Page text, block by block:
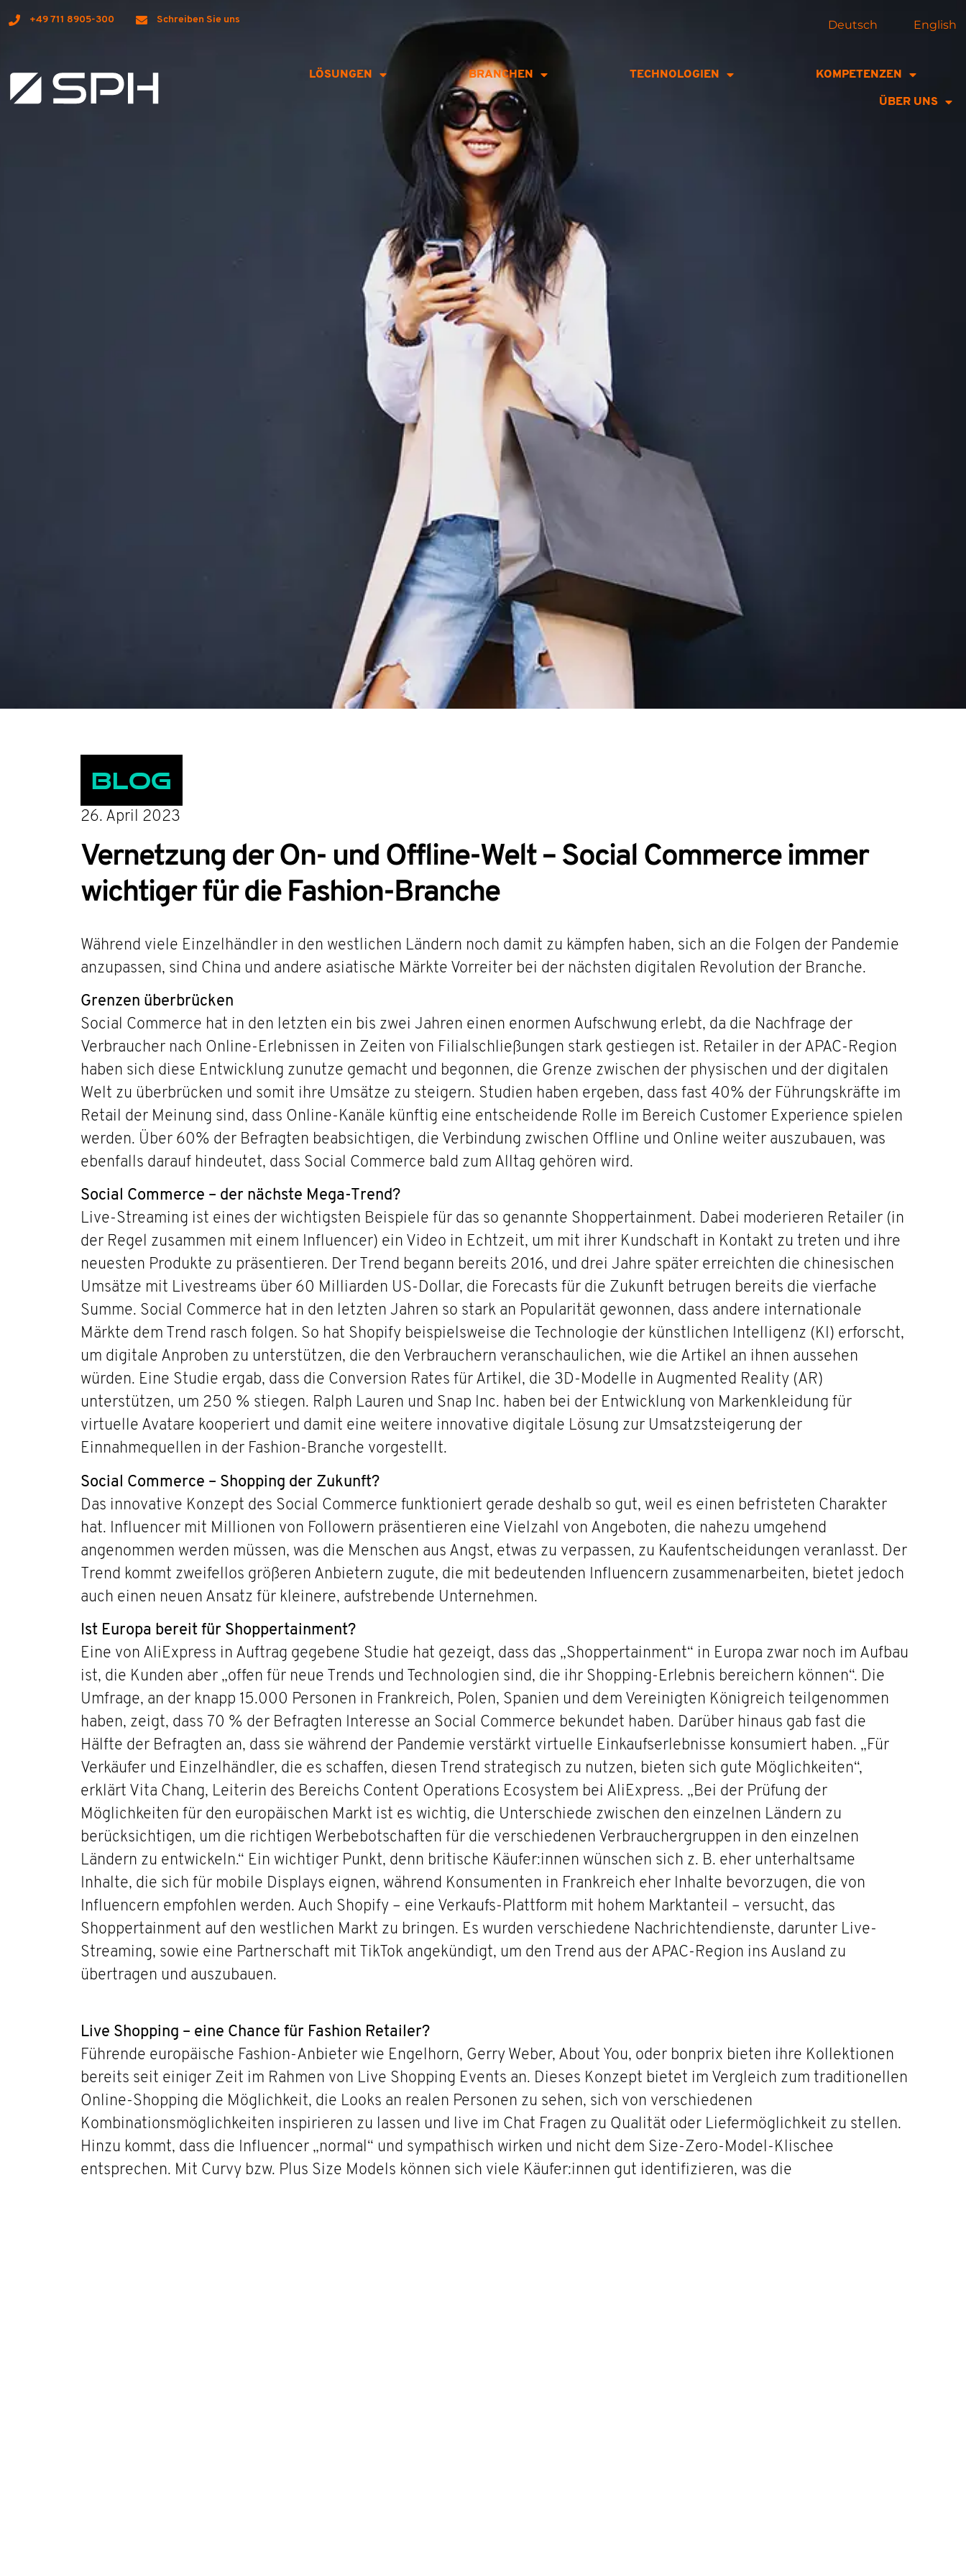
+49 711 8905-300 Schreiben Sie uns Deutsch English
LÖSUNGEN BRANCHEN TECHNOLOGIEN KOMPETENZEN
ÜBER UNS
Blog
26. April 2023
Vernetzung der On- und Offline-Welt – Social Commerce immer
wichtiger für die Fashion-Branche
Während viele Einzelhändler in den westlichen Ländern noch damit zu kämpfen haben, sich an die Folgen der Pandemie
anzupassen, sind China und andere asiatische Märkte Vorreiter bei der nächsten digitalen Revolution der Branche.
Grenzen überbrücken
Social Commerce hat in den letzten ein bis zwei Jahren einen enormen Aufschwung erlebt, da die Nachfrage der
Verbraucher nach Online-Erlebnissen in Zeiten von Filialschließungen stark gestiegen ist. Retailer in der APAC-Region
haben sich diese Entwicklung zunutze gemacht und begonnen, die Grenze zwischen der physischen und der digitalen
Welt zu überbrücken und somit ihre Umsätze zu steigern. Studien haben ergeben, dass fast 40% der Führungskräfte im
Retail der Meinung sind, dass Online-Kanäle künftig eine entscheidende Rolle im Bereich Customer Experience spielen
werden. Über 60% der Befragten beabsichtigen, die Verbindung zwischen Offline und Online weiter auszubauen, was
ebenfalls darauf hindeutet, dass Social Commerce bald zum Alltag gehören wird.
Social Commerce – der nächste Mega-Trend?
Live-Streaming ist eines der wichtigsten Beispiele für das so genannte Shoppertainment. Dabei moderieren Retailer (in
der Regel zusammen mit einem Influencer) ein Video in Echtzeit, um mit ihrer Kundschaft in Kontakt zu treten und ihre
neuesten Produkte zu präsentieren. Der Trend begann bereits 2016, und drei Jahre später erreichten die chinesischen
Umsätze mit Livestreams über 60 Milliarden US-Dollar, die Forecasts für die Zukunft betrugen bereits die vierfache
Summe. Social Commerce hat in den letzten Jahren so stark an Popularität gewonnen, dass andere internationale
Märkte dem Trend rasch folgen. So hat Shopify beispielsweise die Technologie der künstlichen Intelligenz (KI) erforscht,
um digitale Anproben zu unterstützen, die den Verbrauchern veranschaulichen, wie die Artikel an ihnen aussehen
würden. Eine Studie ergab, dass die Conversion Rates für Artikel, die 3D-Modelle in Augmented Reality (AR)
unterstützen, um 250 % stiegen. Ralph Lauren und Snap Inc. haben bei der Entwicklung von Markenkleidung für
virtuelle Avatare kooperiert und damit eine weitere innovative digitale Lösung zur Umsatzsteigerung der
Einnahmequellen in der Fashion-Branche vorgestellt.
Social Commerce – Shopping der Zukunft?
Das innovative Konzept des Social Commerce funktioniert gerade deshalb so gut, weil es einen befristeten Charakter
hat. Influencer mit Millionen von Followern präsentieren eine Vielzahl von Angeboten, die nahezu umgehend
angenommen werden müssen, was die Menschen aus Angst, etwas zu verpassen, zu Kaufentscheidungen veranlasst. Der
Trend kommt zweifellos größeren Anbietern zugute, die mit bedeutenden Influencern zusammenarbeiten, bietet jedoch
auch einen neuen Ansatz für kleinere, aufstrebende Unternehmen.
Ist Europa bereit für Shoppertainment?
Eine von AliExpress in Auftrag gegebene Studie hat gezeigt, dass das „Shoppertainment“ in Europa zwar noch im Aufbau
ist, die Kunden aber „offen für neue Trends und Technologien sind, die ihr Shopping-Erlebnis bereichern können“. Die
Umfrage, an der knapp 15.000 Personen in Frankreich, Polen, Spanien und dem Vereinigten Königreich teilgenommen
haben, zeigt, dass 70 % der Befragten Interesse an Social Commerce bekundet haben. Darüber hinaus gab fast die
Hälfte der Befragten an, dass sie während der Pandemie verstärkt virtuelle Einkaufserlebnisse konsumiert haben. „Für
Verkäufer und Einzelhändler, die es schaffen, diesen Trend strategisch zu nutzen, bieten sich gute Möglichkeiten“,
erklärt Vita Chang, Leiterin des Bereichs Content Operations Ecosystem bei AliExpress. „Bei der Prüfung der
Möglichkeiten für den europäischen Markt ist es wichtig, die Unterschiede zwischen den einzelnen Ländern zu
berücksichtigen, um die richtigen Werbebotschaften für die verschiedenen Verbrauchergruppen in den einzelnen
Ländern zu entwickeln.“ Ein wichtiger Punkt, denn britische Käufer:innen wünschen sich z. B. eher unterhaltsame
Inhalte, die sich für mobile Displays eignen, während Konsumenten in Frankreich eher Inhalte bevorzugen, die von
Influencern empfohlen werden. Auch Shopify – eine Verkaufs-Plattform mit hohem Marktanteil – versucht, das
Shoppertainment auf den westlichen Markt zu bringen. Es wurden verschiedene Nachrichtendienste, darunter Live-
Streaming, sowie eine Partnerschaft mit TikTok angekündigt, um den Trend aus der APAC-Region ins Ausland zu
übertragen und auszubauen.
Live Shopping – eine Chance für Fashion Retailer?
Führende europäische Fashion-Anbieter wie Engelhorn, Gerry Weber, About You, oder bonprix bieten ihre Kollektionen
bereits seit einiger Zeit im Rahmen von Live Shopping Events an. Dieses Konzept bietet im Vergleich zum traditionellen
Online-Shopping die Möglichkeit, die Looks an realen Personen zu sehen, sich von verschiedenen
Kombinationsmöglichkeiten inspirieren zu lassen und live im Chat Fragen zu Qualität oder Liefermöglichkeit zu stellen.
Hinzu kommt, dass die Influencer „normal“ und sympathisch wirken und nicht dem Size-Zero-Model-Klischee
entsprechen. Mit Curvy bzw. Plus Size Models können sich viele Käufer:innen gut identifizieren, was die